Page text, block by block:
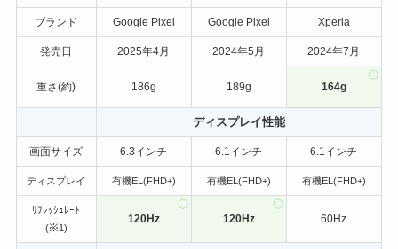
ブランド Google Pixel Google Pixel Xperia
発売日 2025年4月 2024年5月 2024年7月
重さ(約) 186g 189g 164g
ディスプレイ性能
画面サイズ 6.3インチ 6.1インチ 6.1インチ
ディスプレイ 有機EL(FHD+) 有機EL(FHD+) 有機EL(FHD+)
ﾘﾌﾚｯｼｭﾚｰﾄ
(※1)
120Hz 120Hz 60Hz